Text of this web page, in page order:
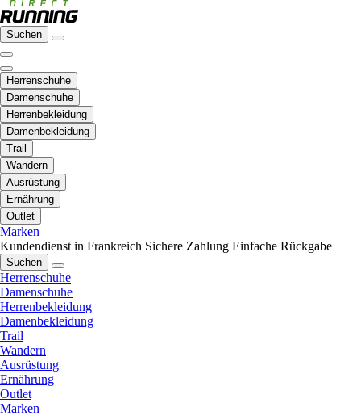
Suchen
Herrenschuhe
Damenschuhe
Herrenbekleidung
Damenbekleidung
Trail
Wandern
Ausrüstung
Ernährung
Outlet
Marken
Kundendienst in Frankreich Sichere Zahlung Einfache Rückgabe
Suchen
Herrenschuhe
Damenschuhe
Herrenbekleidung
Damenbekleidung
Trail
Wandern
Ausrüstung
Ernährung
Outlet
Marken